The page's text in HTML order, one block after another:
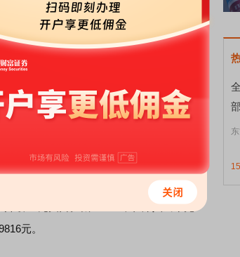
离破“7”仅一步之遥；两个休市日后，5
口。截至9:04，离岸人民币兑美元汇率
示，12月5日，该中间价报7.0384元，
“7”元关口。截至9:33，在岸人民币兑
元。